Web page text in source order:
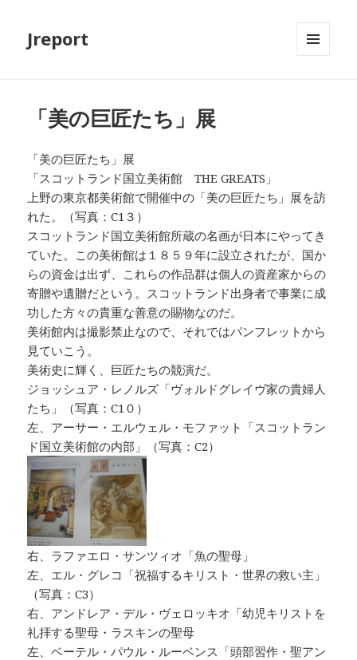
Jreport
「美の巨匠たち」展
「美の巨匠たち」展
「スコットランド国立美術館 THE GREATS」
上野の東京都美術館で開催中の「美の巨匠たち」展を訪
れた。（写真：C1３）
スコットランド国立美術館所蔵の名画が日本にやってき
ていた。この美術館は１８５９年に設立されたが、国か
らの資金は出ず、これらの作品群は個人の資産家からの
寄贈や遺贈だという。スコットランド出身者で事業に成
功した方々の貴重な善意の賜物なのだ。
美術館内は撮影禁止なので、それではパンフレットから
見ていこう。
美術史に輝く、巨匠たちの競演だ。
ジョッシュア・レノルズ「ヴォルドグレイヴ家の貴婦人
たち」（写真：C1０）
左、アーサー・エルウェル・モファット「スコットラン
ド国立美術館の内部」（写真：C2）
右、ラファエロ・サンツィオ「魚の聖母」
左、エル・グレコ「祝福するキリスト・世界の救い主」
（写真：C3）
右、アンドレア・デル・ヴェロッキオ「幼児キリストを
礼拝する聖母・ラスキンの聖母
左、ベーテル・パウル・ルーベンス「頭部習作・聖アン